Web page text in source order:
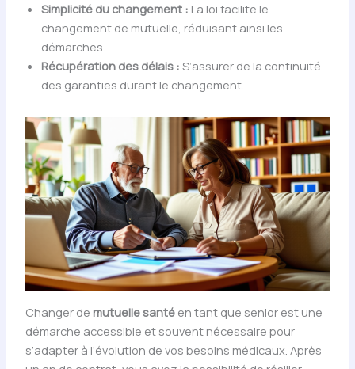
Simplicité du changement : La loi facilite le
changement de mutuelle, réduisant ainsi les
démarches.
Récupération des délais : S’assurer de la continuité
des garanties durant le changement.
Changer de mutuelle santéen tant que senior est une
démarche accessible et souvent nécessaire pour
s’adapter à l’évolution de vos besoins médicaux. Après